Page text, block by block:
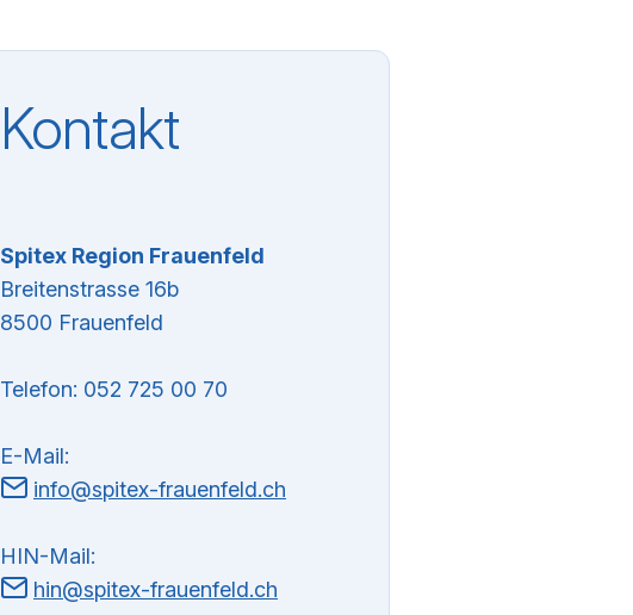
Kontakt
Spitex Region Frauenfeld
Breitenstrasse 16b
8500 Frauenfeld
Telefon: 052 725 00 70
E-Mail:
info@spitex-frauenfeld.ch
HIN-Mail:
hin@spitex-frauenfeld.ch